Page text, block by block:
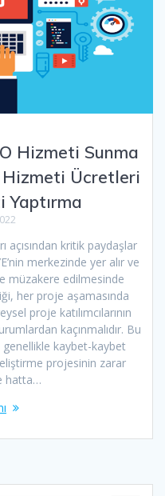
Hizmeti Sunma
Hizmeti Ücretleri
Yaptırma
açısından kritik paydaşlar
merkezinde yer alır ve
müzakere edilmesinde
her proje aşamasında
proje katılımcılarının
kaçınmalıdır. Bu
genellikle kaybet-kaybet
projesinin zarar
hatta…